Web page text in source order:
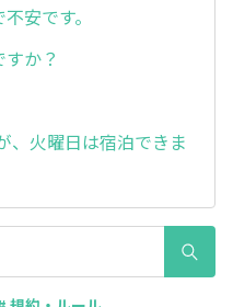
安です。
か？
、火曜日は宿泊できま